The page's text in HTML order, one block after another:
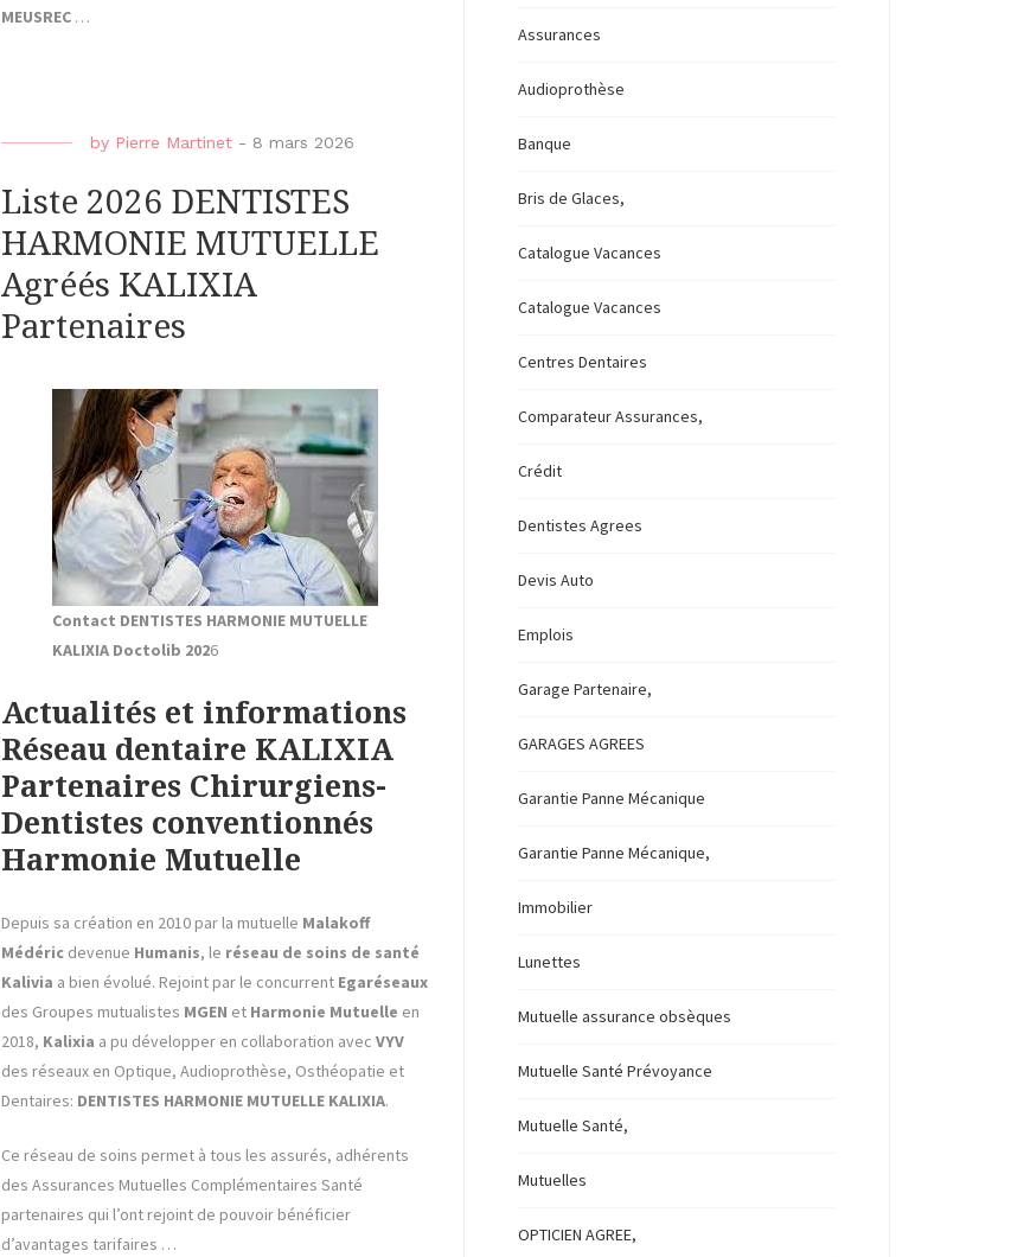
MEUSREC …
by Pierre Martinet - 8 mars 2026
Liste 2026 DENTISTES
HARMONIE MUTUELLE
Agréés KALIXIA
Partenaires
Contact DENTISTES HARMONIE MUTUELLE
KALIXIA Doctolib 2026
Actualités et informations
Réseau dentaire KALIXIA
Partenaires Chirurgiens-
Dentistes conventionnés
Harmonie Mutuelle
Depuis sa création en 2010 par la mutuelle Malakoff
Médéric devenue Humanis, le réseau de soins de santé
Kalivia a bien évolué. Rejoint par le concurrent Egaréseaux
des Groupes mutualistes MGEN et Harmonie Mutuelle en
2018, Kalixia a pu développer en collaboration avec VYV
des réseaux en Optique, Audioprothèse, Osthéopatie et
Dentaires: DENTISTES HARMONIE MUTUELLE KALIXIA.
Ce réseau de soins permet à tous les assurés, adhérents
des Assurances Mutuelles Complémentaires Santé
partenaires qui l’ont rejoint de pouvoir bénéficier
d’avantages tarifaires …
Assurances
Audioprothèse
Banque
Bris de Glaces,
Catalogue Vacances
Catalogue Vacances
Centres Dentaires
Comparateur Assurances,
Crédit
Dentistes Agrees
Devis Auto
Emplois
Garage Partenaire,
GARAGES AGREES
Garantie Panne Mécanique
Garantie Panne Mécanique,
Immobilier
Lunettes
Mutuelle assurance obsèques
Mutuelle Santé Prévoyance
Mutuelle Santé,
Mutuelles
OPTICIEN AGREE,